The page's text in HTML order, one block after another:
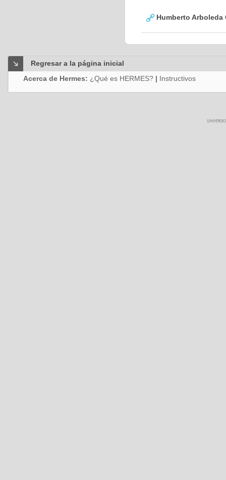
Humberto Arboleda
Regresar a la página inicial
Acerca de Hermes: ¿Qué es HERMES? | Instructivos